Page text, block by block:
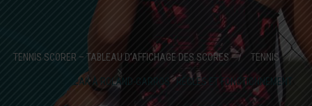
TENNIS SCORER – TABLEAU D’AFFICHAGE DES SCORES / TENNIS /
SUPER TIE-BREAK À ROLAND-GARROS : RÈGLES ET FONCTIONNEMENT